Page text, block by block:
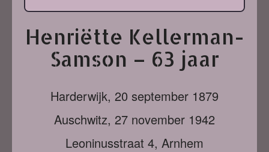
Henriëtte Kellerman-
Samson – 63 jaar
Harderwijk, 20 september 1879
Auschwitz, 27 november 1942
Leoninusstraat 4, Arnhem